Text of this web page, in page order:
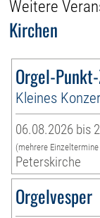
Weitere
Kirchen
Orgel-
Kleines
06.08.2026 bis
(mehrere
Peterskirche
Orgelvesper